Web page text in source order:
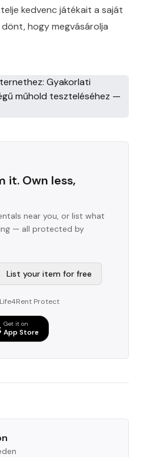
kedvenc játékait a saját
hogy megvásárolja
it. Own less,
near you, or list what
— all protected by
List your item for free
Protect
Get it on
App Store